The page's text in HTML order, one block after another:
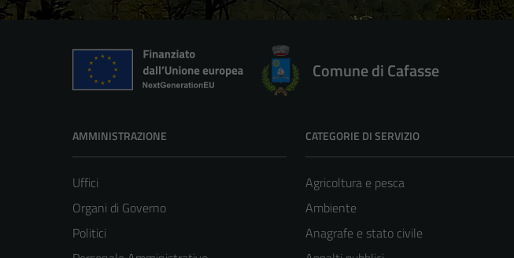
Comune di Cafasse
AMMINISTRAZIONE
Uffici
Organi di Governo
Politici
CATEGORIE DI SERVIZIO
Agricoltura e pesca
Ambiente
Anagrafe e stato civile